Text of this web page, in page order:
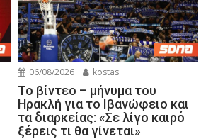
06/08/2026 kostas
Το βίντεο – μήνυμα του
Ηρακλή για το Ιβανώφειο και
τα διαρκείας: «Σε λίγο καιρό
ξέρεις τι θα γίνεται»